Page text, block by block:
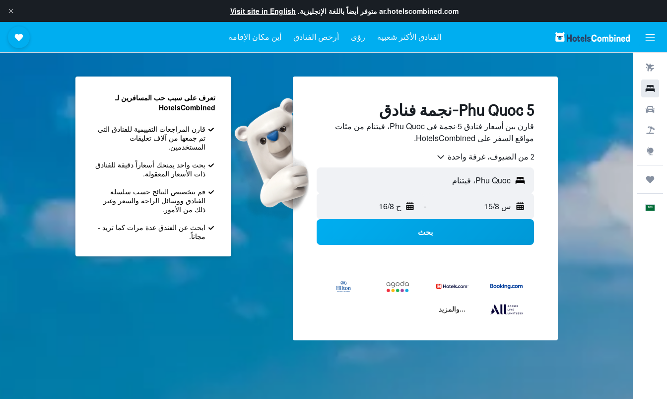
ar.hotelscombined.com متوفر أيضاً باللغة الإنجليزية. Visit site in English
رؤى أرخص الفنادق أين مكان الإقامة
استكشاف
Phu Quoc 5-نجمة فنادق
قارن بين أسعار فنادق 5-نجمة في Phu Quoc، فيتنام من مئات
مواقع السفر على HotelsCombined.
2 من الضيوف، غرفة واحدة
س 15/8 - ح 16/8
بحث
...والمزيد
تعرف على سبب حب المسافرين لـ
HotelsCombined
قارن المراجعات التقييمية للفنادق التي
تم جمعها من آلاف تعليقات
المستخدمين.
بحث واحد يمنحك أسعاراً دقيقة للفنادق
ذات الأسعار المعقولة.
قم بتخصيص النتائج حسب سلسلة
الفنادق ووسائل الراحة والسعر وغير
ذلك من الأمور.
ابحث عن الفندق عدة مرات كما تريد -
مجاناً.